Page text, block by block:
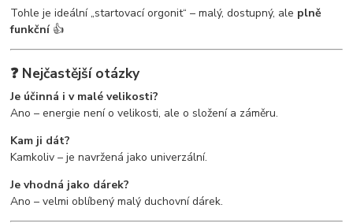
Tohle je ideální „startovací orgonit“ – malý, dostupný, ale plně
funkční👍
❓ Nejčastější otázky
Je účinná i v malé velikosti?
Ano – energie není o velikosti, ale o složení a záměru.
Kam ji dát?
Kamkoliv – je navržená jako univerzální.
Je vhodná jako dárek?
Ano – velmi oblíbený malý duchovní dárek.